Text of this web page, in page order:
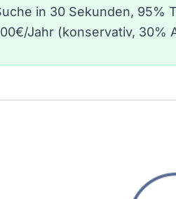
in 30 Sekunden, 95%
Jahr (konservativ, 30%